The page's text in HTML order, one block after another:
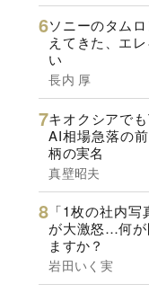
ソニーのタム
えてきた、エ
い
長内 厚
キオクシアで
AI相場急落の
柄の実名
真壁昭夫
「1枚の社内
が大激怒…何が
ますか？
岩田いく実